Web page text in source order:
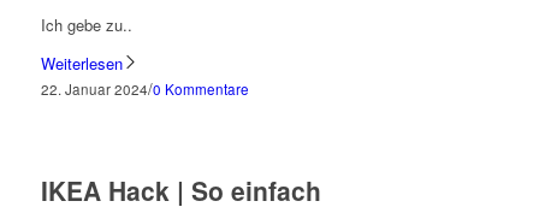
Ich gebe zu..
Weiterlesen
22. Januar 2024/0 Kommentare
IKEA Hack | So einfach